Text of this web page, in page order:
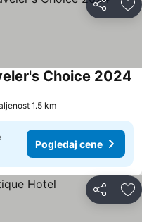
Deli
Choice 2024
1.5 km
Pogledaj cene
Deli